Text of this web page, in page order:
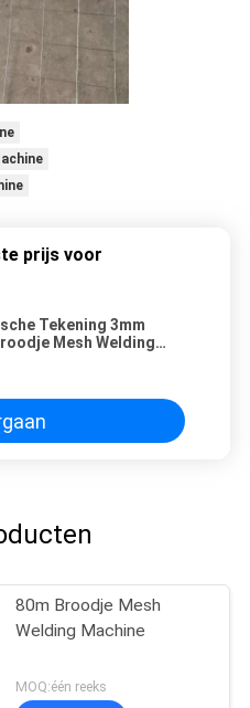
prijs voor
Tekening 3mm
Mesh Welding
80m Broodje Mesh
Welding Machine
MOQ:één reeks